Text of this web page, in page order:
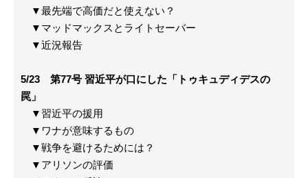
▼最先端で高価だと使えない？
▼マッドマックスとライトセーバー
▼近況報告
5/23 第77号 習近平が口にした「トゥキュディデスの
罠」
▼習近平の援用
▼ワナが意味するもの
▼戦争を避けるためには？
▼アリソンの評価